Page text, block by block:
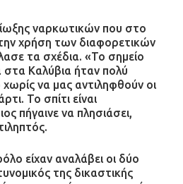
ναρκωτικών που στο
την χρήση των διαφορετικών
τα σχέδια. «Το σημείο
στα Καλύβια ήταν πολύ
να μας αντιληφθούν οι
Το σπίτι είναι
πήγαινε να πλησιάσει,
είχαν αναλάβει οι δύο
της δικαστικής